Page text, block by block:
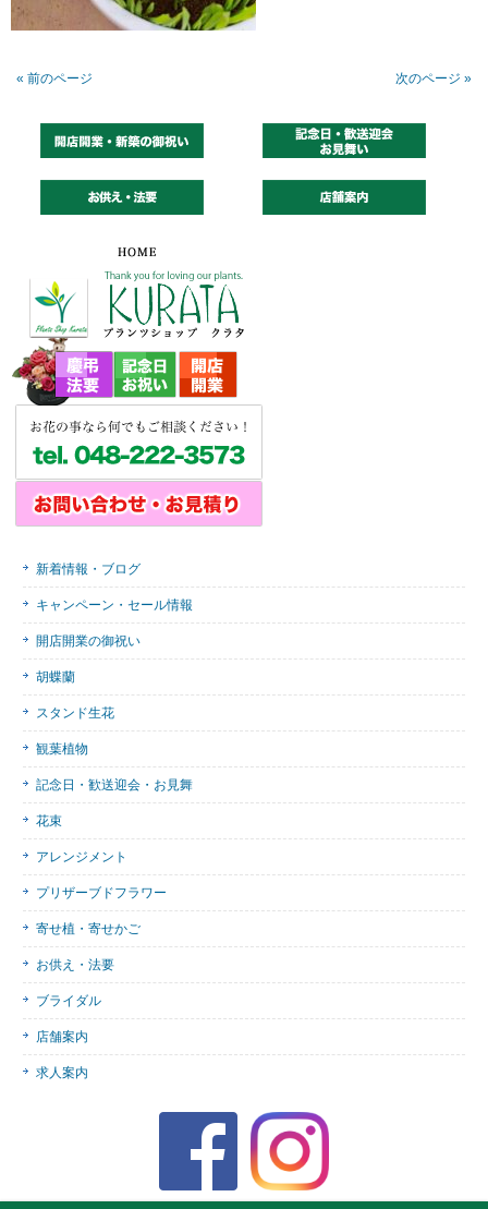
« 前のページ 次のページ »
新着情報・ブログ
キャンペーン・セール情報
開店開業の御祝い
胡蝶蘭
スタンド生花
観葉植物
記念日・歓送迎会・お見舞
花束
アレンジメント
プリザーブドフラワー
寄せ植・寄せかご
お供え・法要
ブライダル
店舗案内
求人案内